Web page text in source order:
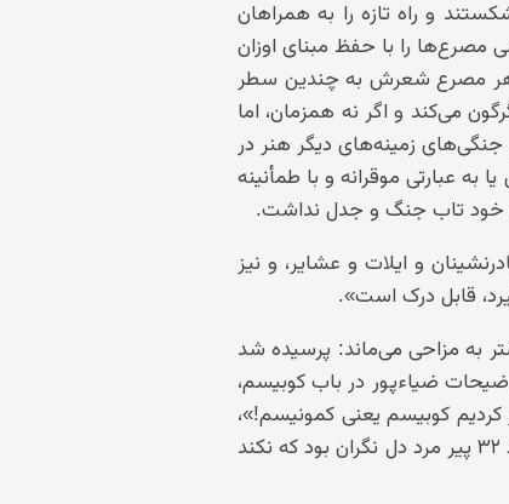
و راه تازه را به همراهان
مصرع‌ها را با حفظ مبنای اوزان
هر مصرع شعرش به چندین سطر
می‌کند و اگر نه همزمان، اما
زمینه‌های دیگر هنر در
عبارتی موقرانه و با طمأنینه
خود تاب جنگ و جدل نداشت.
و ایلات و عشایر، و نیز
قابل درک است».
به مزاحی می‌ماند: پرسیده شد
ضیاءپور در باب کوبیسم،
کوبیسم یعنی کمونیسم!»،
و یا آن نقل قول از جلال آل احمد را درباره‌ی نیما یوشیج به یاد آوریم که: بعد از کودتای ۲۸ مرداد ۳۲ پیر مرد دل نگران بود که نکند